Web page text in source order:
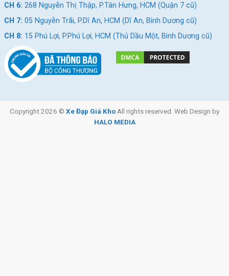
CH 6: 268 Nguyễn Thị Thập, P.Tân Hưng, HCM (Quận 7 cũ)
CH 7: 05 Nguyễn Trãi, P.Dĩ An, HCM (Dĩ An, Bình Dương cũ)
CH 8: 15 Phú Lợi, P.Phú Lợi, HCM (Thủ Dầu Một, Bình Dương cũ)
Copyright 2026 © Xe Đạp Giá Kho All rights reserved. Web Design by
HALO MEDIA